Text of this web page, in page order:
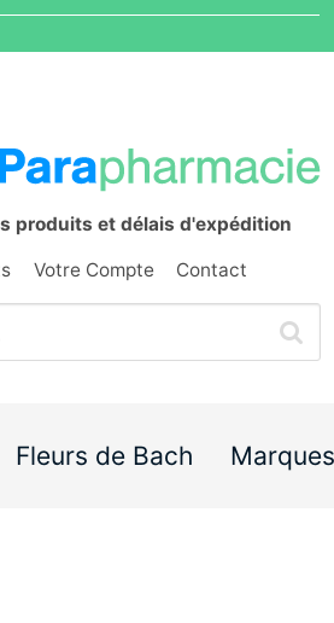
produits et délais d'expédition
Votre Compte Contact
Fleurs de Bach Marques